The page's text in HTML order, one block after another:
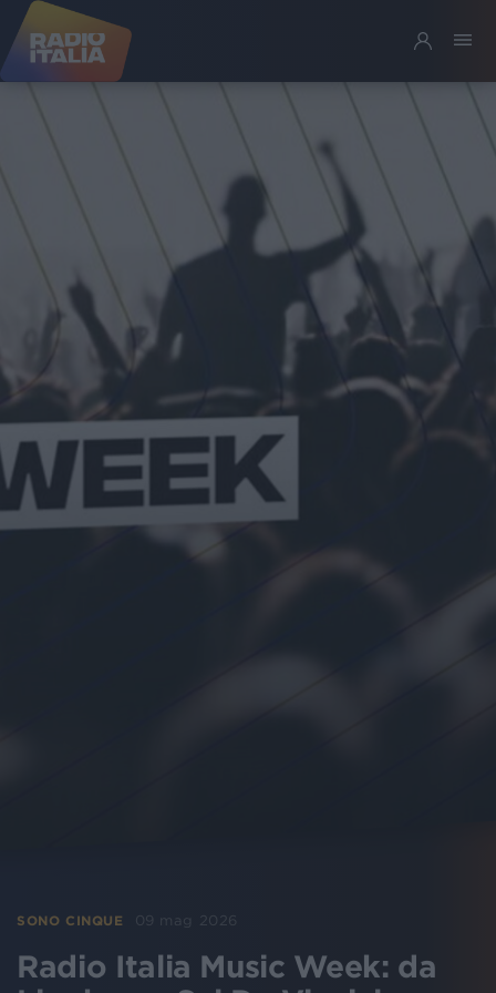
SONO CINQUE 09 mag 2026
Radio Italia Music Week: da